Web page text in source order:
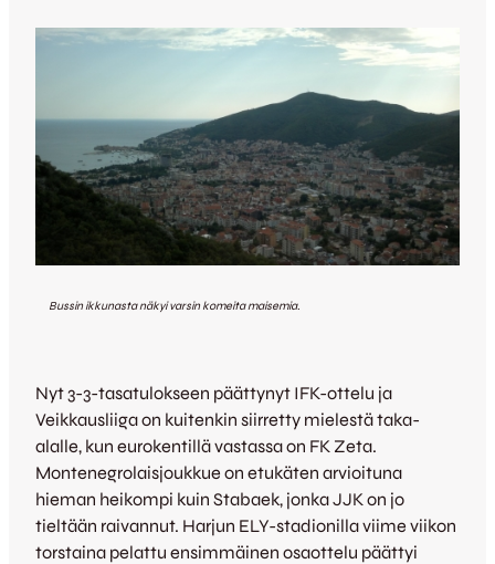
Bussin ikkunasta näkyi varsin komeita maisemia.
Nyt 3-3-tasatulokseen päättynyt IFK-ottelu ja
Veikkausliiga on kuitenkin siirretty mielestä taka-
alalle, kun eurokentillä vastassa on FK Zeta.
Montenegrolaisjoukkue on etukäten arvioituna
hieman heikompi kuin Stabaek, jonka JJK on jo
tieltään raivannut. Harjun ELY-stadionilla viime viikon
torstaina pelattu ensimmäinen osaottelu päättyi